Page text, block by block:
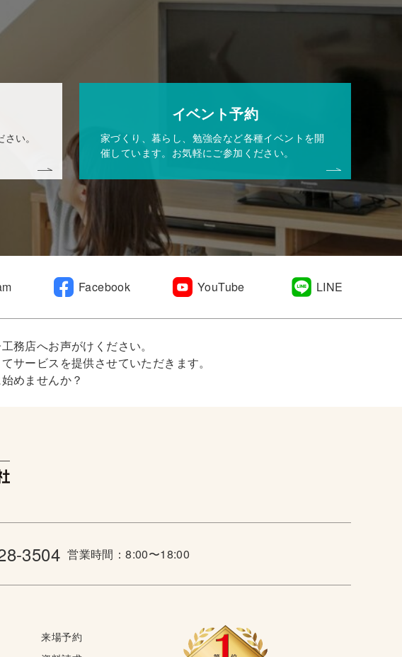
い。
イベント予約
家づくり、暮らし、勉強会など各種イベントを開
催しています。お気軽にご参加ください。
Facebook YouTube LINE
務店へお声がけください。
サービスを提供させていただきます。
めませんか？
3504 営業時間：8:00〜18:00
来場予約